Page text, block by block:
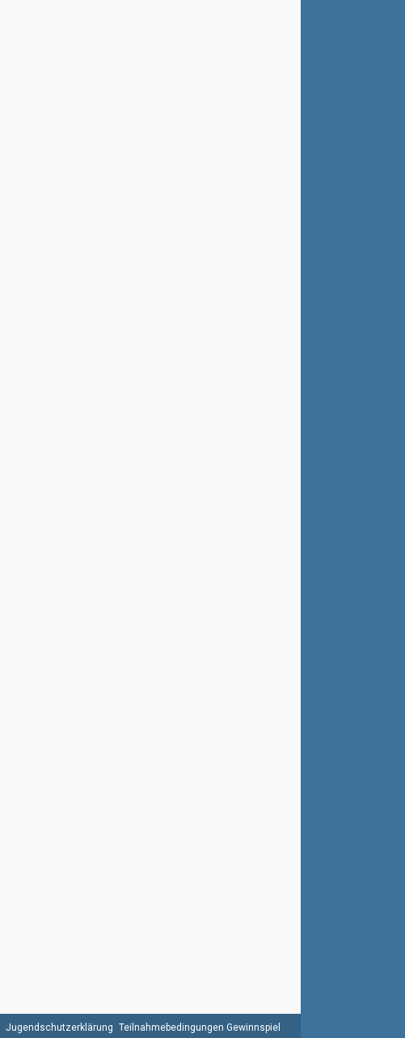
Jugendschutzerklärung Teilnahmebedingungen Gewinnspiel